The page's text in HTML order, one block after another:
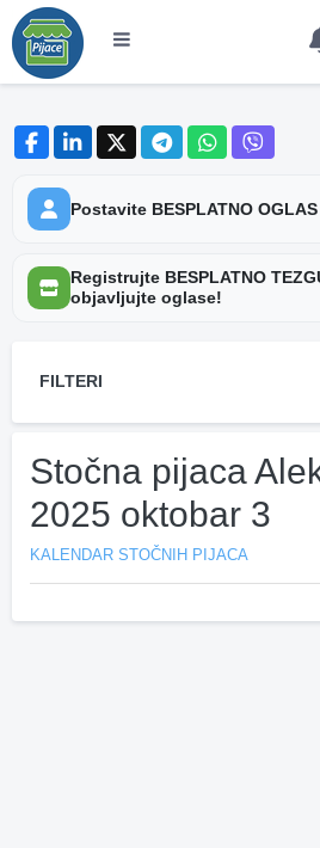
Postavite BESPLATNO
Registrujte BESPLATNO
objavljujte oglase!
FILTERI
Stočna pijaca
2025 oktobar 3
KALENDAR STOČNIH PIJACA